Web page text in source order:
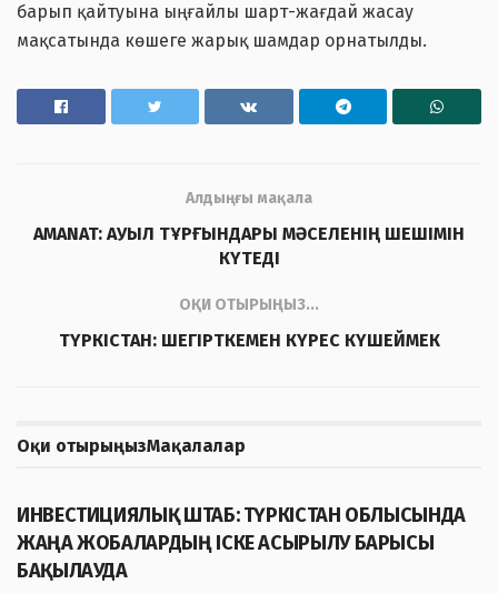
барып қайтуына ыңғайлы шарт-жағдай жасау
мақсатында көшеге жарық шамдар орнатылды.
Алдыңғы мақала
AMANAT: АУЫЛ ТҰРҒЫНДАРЫ МӘСЕЛЕНІҢ ШЕШІМІН
КҮТЕДІ
ОҚИ ОТЫРЫҢЫЗ...
ТҮРКІСТАН: ШЕГІРТКЕМЕН КҮРЕС КҮШЕЙМЕК
Оқи отырыңызМақалалар
ИНВЕСТИЦИЯЛЫҚ ШТАБ: ТҮРКІСТАН ОБЛЫСЫНДА
ЖАҢА ЖОБАЛАРДЫҢ ІСКЕ АСЫРЫЛУ БАРЫСЫ
БАҚЫЛАУДА